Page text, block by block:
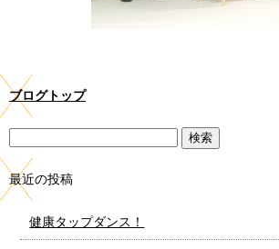
ブログトップ
最近の投稿
健康タップダンス！